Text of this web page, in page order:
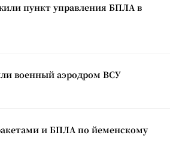
пункт управления БПЛА в
военный аэродром ВСУ
и БПЛА по йеменскому